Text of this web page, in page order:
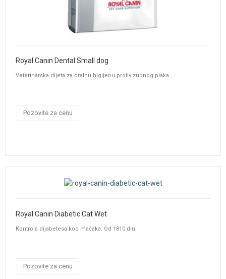
Royal Canin Dental Small dog
Veterinarska dijeta za oralnu higijenu protiv zubnog plaka ...
Pozovite za cenu
Royal Canin Diabetic Cat Wet
Kontrola dijabetesa kod mačaka. Od 1810 din.
Pozovite za cenu